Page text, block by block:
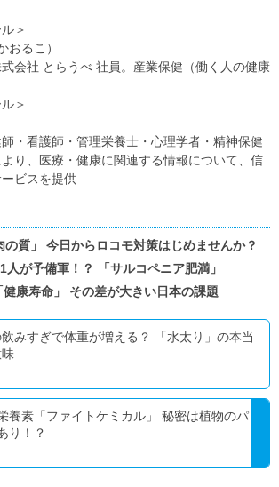
＞
おるこ）
会社 とらうべ 社員。産業保健（働く人の健康
＞
・看護師・管理栄養士・心理学者・精神保健
り、医療・健康に関連する情報について、信
ビスを提供
質」 今日からロコモ対策はじめませんか？
人が予備軍！？ 「サルコペニア肥満」
健康寿命」 その差が大きい日本の課題
みすぎで体重が増える？ 「水太り」の本当
養素「ファイトケミカル」 秘密は植物のパ
り！？